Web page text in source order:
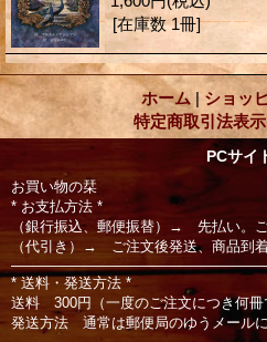
[在庫数 1冊]
ホーム | ショッ
特定商取引法表示
PCサイ
お買い物の栞
* お支払方法 *
（銀行振込、郵便振替）→ 先払い。
（代引き）→ ご注文後発送、商品到着
* 送料・発送方法 *
送料 300円（一度のご注文につき何冊
発送方法 通常は郵便局のゆうメール